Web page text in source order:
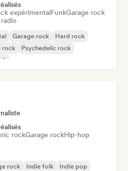
expérimentalFunkGarage rock
Garage rock
Hard rock
rock
Psychedelic rock
rockGarage rockHip-hop
rock Indie folk
Indie pop